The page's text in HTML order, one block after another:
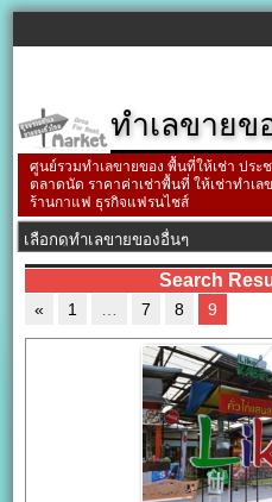
ทำเลขายข
ศูนย์รวมทำเลขายของ พื้นที่ให้เช่า ปร
ตลาดนัด ราคาค่าเช่าพื้นที่ ให้เช่าทำเ
ร้านกาแฟ ธุรกิจแฟรนไชส์
Search
« 1 7 8 9